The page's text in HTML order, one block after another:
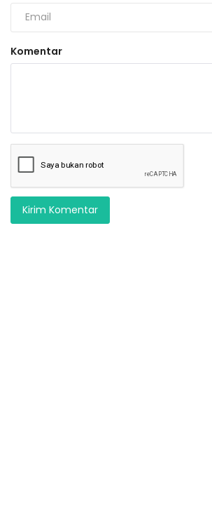
Komentar
Kirim Komentar